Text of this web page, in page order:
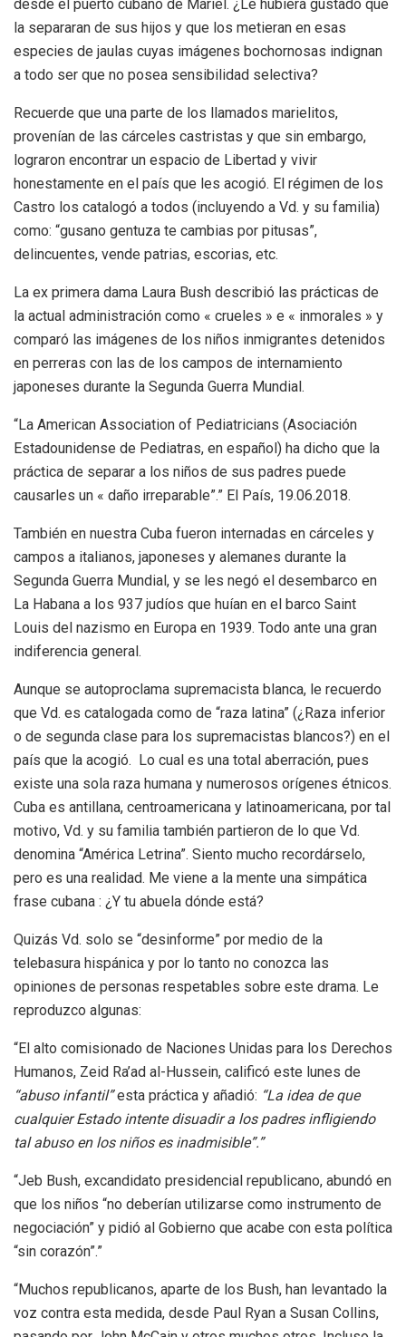
desde el puerto cubano de Mariel. ¿Le hubiera gustado que
la separaran de sus hijos y que los metieran en esas
especies de jaulas cuyas imágenes bochornosas indignan
a todo ser que no posea sensibilidad selectiva?
Recuerde que una parte de los llamados marielitos,
provenían de las cárceles castristas y que sin embargo,
lograron encontrar un espacio de Libertad y vivir
honestamente en el país que les acogió. El régimen de los
Castro los catalogó a todos (incluyendo a Vd. y su familia)
como: “gusano gentuza te cambias por pitusas”,
delincuentes, vende patrias, escorias, etc.
La ex primera dama Laura Bush describió las prácticas de
la actual administración como « crueles » e « inmorales » y
comparó las imágenes de los niños inmigrantes detenidos
en perreras con las de los campos de internamiento
japoneses durante la Segunda Guerra Mundial.
“La American Association of Pediatricians (Asociación
Estadounidense de Pediatras, en español) ha dicho que la
práctica de separar a los niños de sus padres puede
causarles un « daño irreparable”.” El País, 19.06.2018.
También en nuestra Cuba fueron internadas en cárceles y
campos a italianos, japoneses y alemanes durante la
Segunda Guerra Mundial, y se les negó el desembarco en
La Habana a los 937 judíos que huían en el barco Saint
Louis del nazismo en Europa en 1939. Todo ante una gran
indiferencia general.
Aunque se autoproclama supremacista blanca, le recuerdo
que Vd. es catalogada como de “raza latina” (¿Raza inferior
o de segunda clase para los supremacistas blancos?) en el
país que la acogió. Lo cual es una total aberración, pues
existe una sola raza humana y numerosos orígenes étnicos.
Cuba es antillana, centroamericana y latinoamericana, por tal
motivo, Vd. y su familia también partieron de lo que Vd.
denomina “América Letrina”. Siento mucho recordárselo,
pero es una realidad. Me viene a la mente una simpática
frase cubana : ¿Y tu abuela dónde está?
Quizás Vd. solo se “desinforme” por medio de la
telebasura hispánica y por lo tanto no conozca las
opiniones de personas respetables sobre este drama. Le
reproduzco algunas:
“El alto comisionado de Naciones Unidas para los Derechos
Humanos, Zeid Ra’ad al-Hussein, calificó este lunes de
“abuso infantil”esta práctica y añadió: “La idea de que
cualquier Estado intente disuadir a los padres infligiendo
tal abuso en los niños es inadmisible”.”
“Jeb Bush, excandidato presidencial republicano, abundó en
que los niños “no deberían utilizarse como instrumento de
negociación” y pidió al Gobierno que acabe con esta política
“sin corazón”.”
“Muchos republicanos, aparte de los Bush, han levantado la
voz contra esta medida, desde Paul Ryan a Susan Collins,